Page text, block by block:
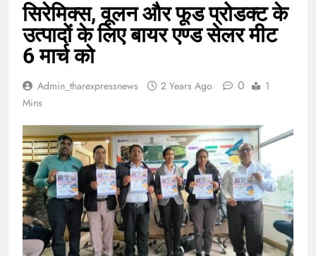
सिरेमिक्स, वूलन और फूड प्रोडक्ट के
उत्पादों के लिए बायर एण्ड सेलर मीट
6 मार्च को
Admin_tharexpressnews 2 Years Ago 0
1
Mins